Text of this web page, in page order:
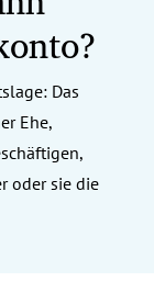
Das
Ehe,
oder sie die